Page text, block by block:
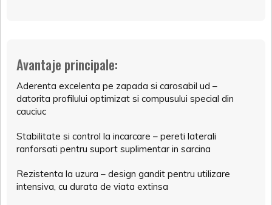
Avantaje principale:
Aderenta excelenta pe zapada si carosabil ud –
datorita profilului optimizat si compusului special din
cauciuc
Stabilitate si control la incarcare – pereti laterali
ranforsati pentru suport suplimentar in sarcina
Rezistenta la uzura – design gandit pentru utilizare
intensiva, cu durata de viata extinsa